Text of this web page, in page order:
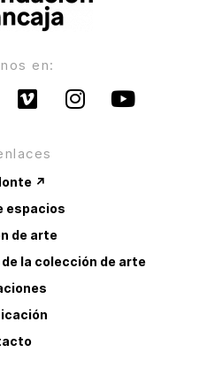
en:
↗
espacios
de arte
la colección de arte